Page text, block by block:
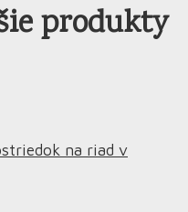
produkty
na riad v